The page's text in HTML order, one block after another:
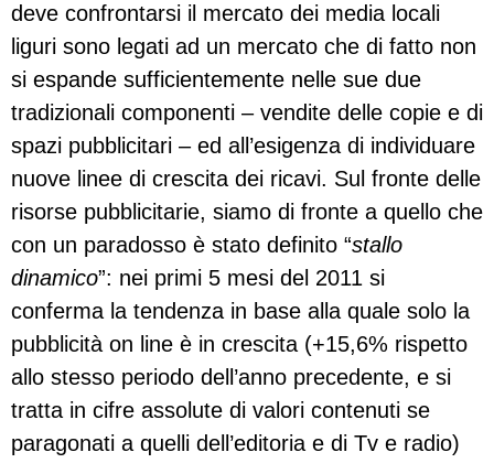
deve confrontarsi il mercato dei media locali
liguri sono legati ad un mercato che di fatto non
si espande sufficientemente nelle sue due
tradizionali componenti – vendite delle copie e di
spazi pubblicitari – ed all’esigenza di individuare
nuove linee di crescita dei ricavi. Sul fronte delle
risorse pubblicitarie, siamo di fronte a quello che
con un paradosso è stato definito “stallo
dinamico”: nei primi 5 mesi del 2011 si
conferma la tendenza in base alla quale solo la
pubblicità on line è in crescita (+15,6% rispetto
allo stesso periodo dell’anno precedente, e si
tratta in cifre assolute di valori contenuti se
paragonati a quelli dell’editoria e di Tv e radio)